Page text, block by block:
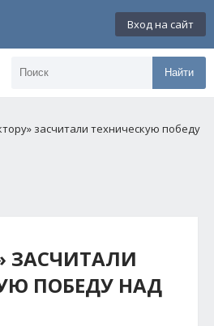
Вход на сайт
Найти
засчитали техническую победу
ЗАСЧИТАЛИ
ПОБЕДУ НАД